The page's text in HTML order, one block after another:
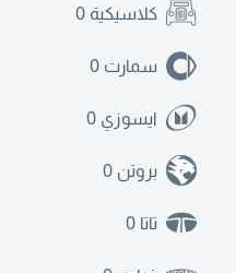
كلاسيكية 0
سمارت 0
ايسوزي 0
بروتن 0
تاتا 0